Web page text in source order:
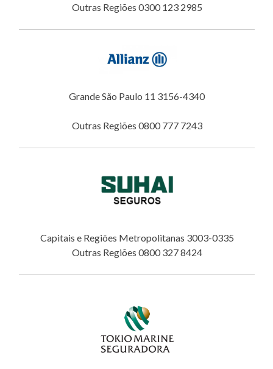
Outras Regiões 0300 123 2985
Grande São Paulo 11 3156-4340
Outras Regiões 0800 777 7243
Capitais e Regiões Metropolitanas 3003-0335
Outras Regiões 0800 327 8424